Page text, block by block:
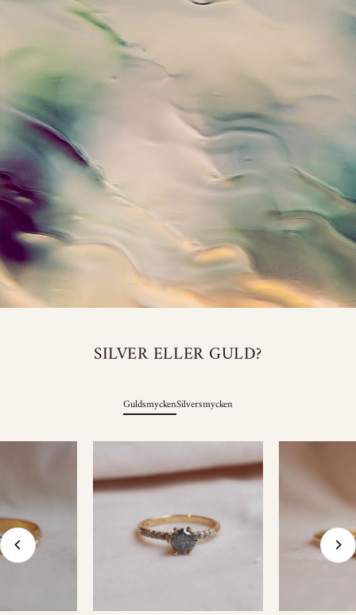
SILVER ELLER GULD?
GuldsmyckenSilversmycken